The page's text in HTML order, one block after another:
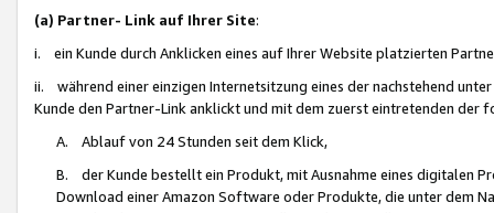
(a) Partner- Link auf Ihrer Site:
i. ein Kunde durch Anklicken eines auf Ihrer Website platzierten
ii. während einer einzigen Internetsitzung eines der nachstehend
Kunde den Partner-Link anklickt und mit dem zuerst eintretenden der
A. Ablauf von 24 Stunden seit dem Klick,
B. der Kunde bestellt ein Produkt, mit Ausnahme eines digitalen
Download einer Amazon Software oder Produkte, die unter dem